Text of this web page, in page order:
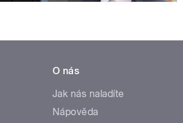
O nás
Jak nás naladíte
Nápověda